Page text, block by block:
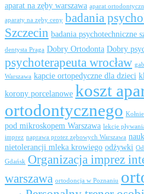
aparat na zęby warszawa aparat
aparaty na zęby ceny badania
Szczecin badania psychotechniczne
dentysta Praga Dobry Ortodonta Dobry
psychoterapeuta wrocław
Warszawa kapcie ortopedyczne dla dzieci
korony porcelanowe koszt
ortodontycznego
pod mikroskopem Warszawa lekcje
imprez naprawa protez zębowych Warszawa
nietolerancji mleka krowiego odżywki
Gdańsk Organizacja imprez
warszawa ortodoncja w Poznaniu